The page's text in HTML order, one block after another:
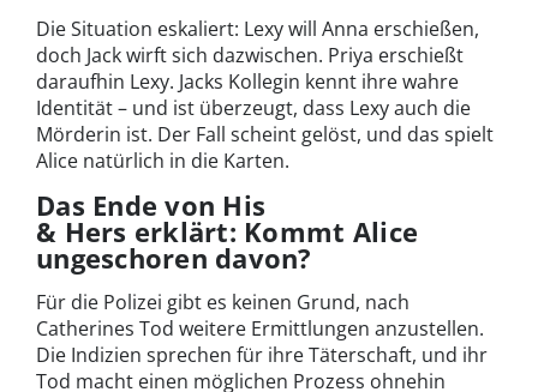
Die Situation eskaliert: Lexy will Anna erschießen,
doch Jack wirft sich dazwischen. Priya erschießt
daraufhin Lexy. Jacks Kollegin kennt ihre wahre
Identität – und ist überzeugt, dass Lexy auch die
Mörderin ist. Der Fall scheint gelöst, und das spielt
Alice natürlich in die Karten.
Das Ende von His
& Hers erklärt: Kommt Alice
ungeschoren davon?
Für die Polizei gibt es keinen Grund, nach
Catherines Tod weitere Ermittlungen anzustellen.
Die Indizien sprechen für ihre Täterschaft, und ihr
Tod macht einen möglichen Prozess ohnehin